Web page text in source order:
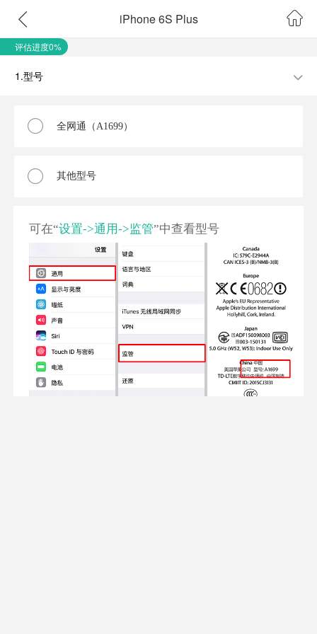
iPhone 6S Plus
评估进度0%
1.型号
全网通（A1699）
其他型号
可在“设置->通用->监管”中查看型号